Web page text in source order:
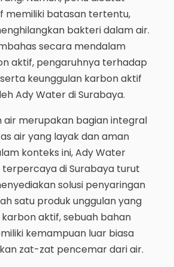
memiliki batasan tertentu,
bakteri dalam air.
secara mendalam
aktif, pengaruhnya terhadap
keunggulan karbon aktif
Ady Water di Surabaya.
air merupakan bagian integral
air yang layak dan aman
konteks ini, Ady Water
di Surabaya turut
solusi penyaringan
satu produk unggulan yang
aktif, sebuah bahan
kemampuan luar biasa
zat-zat pencemar dari air.